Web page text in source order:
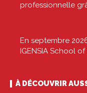
professionnelle
En septembre
IGENSIA School of
À DÉCOUVRIR